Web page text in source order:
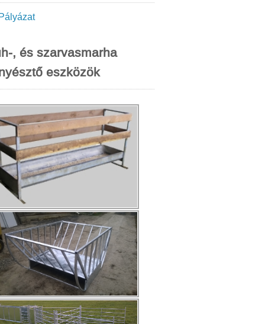
, és szarvasmarha
eszközök